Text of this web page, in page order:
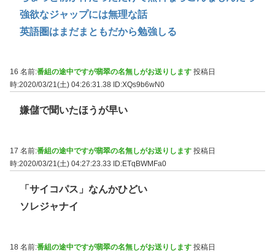
強欲なジャップには無理な話
英語圏はまだまともだから勉強しる
16 名前:番組の途中ですが翡翠の名無しがお送りします 投稿日
時:2020/03/21(土) 04:26:31.38 ID:XQs9b6wN0
嫌儲で聞いたほうが早い
17 名前:番組の途中ですが翡翠の名無しがお送りします 投稿日
時:2020/03/21(土) 04:27:23.33
ID:ETqBWMFa0
「サイコパス」なんかひどい
ソレジャナイ
18 名前:番組の途中ですが翡翠の名無しがお送りします 投稿日